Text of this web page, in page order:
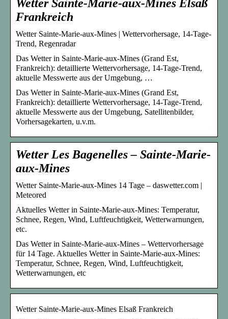
Wetter Sainte-Marie-aux-Mines Elsaß
Frankreich
Wetter Sainte-Marie-aux-Mines | Wettervorhersage, 14-Tage-
Trend, Regenradar
Das Wetter in Sainte-Marie-aux-Mines (Grand Est,
Frankreich): detaillierte Wettervorhersage, 14-Tage-Trend,
aktuelle Messwerte aus der Umgebung, …
Das Wetter in Sainte-Marie-aux-Mines (Grand Est,
Frankreich): detaillierte Wettervorhersage, 14-Tage-Trend,
aktuelle Messwerte aus der Umgebung, Satellitenbilder,
Vorhersagekarten, u.v.m.
Wetter Les Bagenelles – Sainte-Marie-
aux-Mines
Wetter Sainte-Marie-aux-Mines 14 Tage – daswetter.com |
Meteored
Aktuelles Wetter in Sainte-Marie-aux-Mines: Temperatur,
Schnee, Regen, Wind, Luftfeuchtigkeit, Wetterwarnungen,
etc.
Das Wetter in Sainte-Marie-aux-Mines – Wettervorhersage
für 14 Tage. Aktuelles Wetter in Sainte-Marie-aux-Mines:
Temperatur, Schnee, Regen, Wind, Luftfeuchtigkeit,
Wetterwarnungen, etc
Wetter Sainte-Marie-aux-Mines Elsaß Frankreich